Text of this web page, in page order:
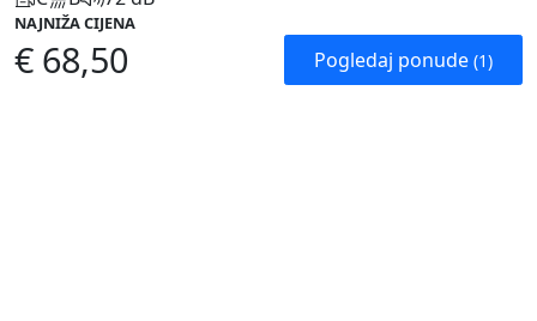
NAJNIŽA CIJENA
€ 68,50 Pogledaj ponude (1)